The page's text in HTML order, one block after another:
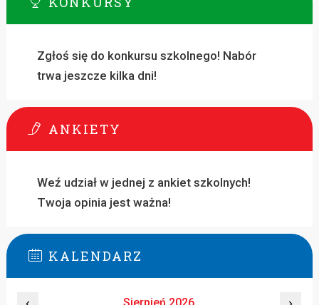
Zgłoś się do konkursu szkolnego! Nabór
trwa jeszcze kilka dni!
ANKIETY
Weź udział w jednej z ankiet szkolnych!
Twoja opinia jest ważna!
KALENDARZ